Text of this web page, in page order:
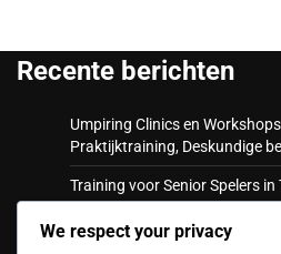
Recente berichten
Umpiring Clinics en
Praktijktraining, Deskundige
Training voor Senior Spelers in
Aanpassingsvermogen,
Vaardigheidsbehoud
We respect your privacy